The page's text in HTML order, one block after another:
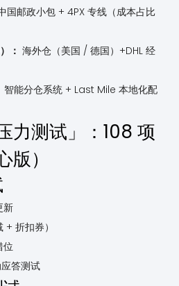
国邮政小包 + 4PX 专线（成本占比
： 海外仓（美国 / 德国）+DHL 经
智能分仓系统 + Last Mile 本地化配
力测试」：108 项
）
新
折扣券）
位
答测试